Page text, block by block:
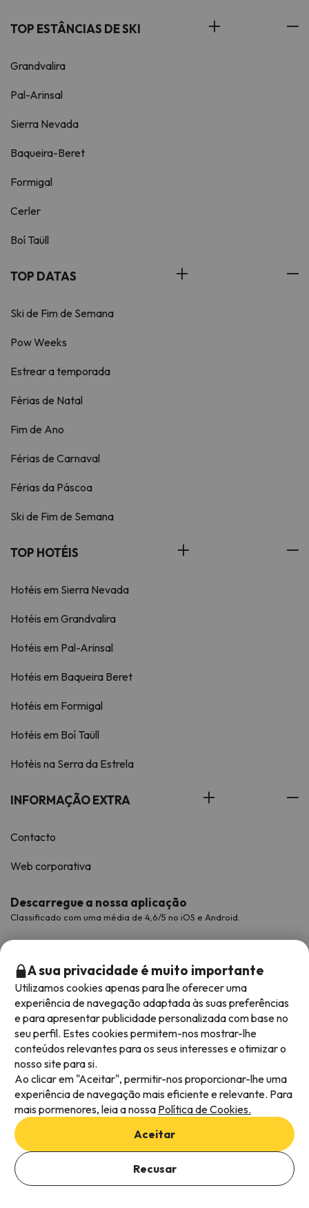
TOP ESTÂNCIAS DE SKI
Grandvalira
Pal-Arinsal
Sierra Nevada
Baqueira-Beret
Formigal
Cerler
Boí Taüll
TOP DATAS
Ski de Fim de Semana
Pow Weeks
Estrear a temporada
Férias de Natal
Fim de Ano
Férias de Carnaval
Férias da Páscoa
Ski de Fim de Semana
TOP HOTÉIS
Hotéis em Sierra Nevada
Hotéis em Grandvalira
Hotéis em Pal-Arinsal
Hotéis em Baqueira Beret
Hotéis em Formigal
Hotéis em Boí Taüll
Hotéis na Serra da Estrela
INFORMAÇÃO EXTRA
Contacto
Web corporativa
Descarregue a nossa aplicação
Classificado com uma média de 4,6/5 no iOS e Android.
Métodos de pagamento disponíveis
Termos e condições gerais
Privacidade dos dados
Política de cookies
A sua privacidade é muito importante
Utilizamos cookies apenas para lhe oferecer uma
experiência de navegação adaptada às suas preferências
e para apresentar publicidade personalizada com base no
seu perfil. Estes cookies permitem-nos mostrar-lhe
conteúdos relevantes para os seus interesses e otimizar o
nosso site para si.
Ao clicar em "Aceitar", permitir-nos proporcionar-lhe uma
experiência de navegação mais eficiente e relevante. Para
mais pormenores, leia a nossa Política de Cookies.
Aceitar
Recusar